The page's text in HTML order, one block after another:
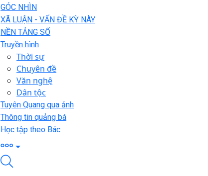
GÓC NHÌN
XÃ LUẬN - VẤN ĐỀ KỲ NÀY
NỀN TẢNG SỐ
Truyền hình
Thời sự
Chuyên đề
Văn nghệ
Dân tộc
Tuyên Quang qua ảnh
Thông tin quảng bá
Học tập theo Bác